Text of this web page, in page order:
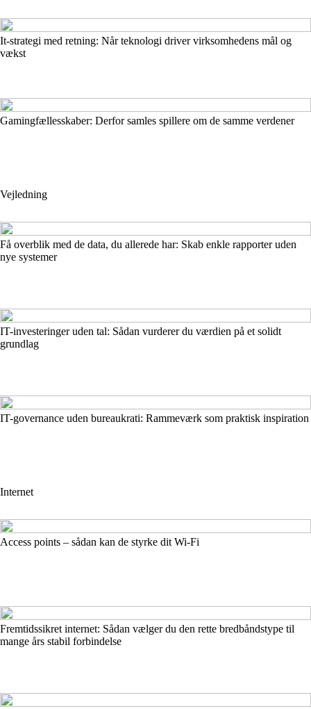
It-strategi med retning: Når teknologi driver virksomhedens mål og
vækst
Gamingfællesskaber: Derfor samles spillere om de samme verdener
Vejledning
Få overblik med de data, du allerede har: Skab enkle rapporter uden
nye systemer
IT-investeringer uden tal: Sådan vurderer du værdien på et solidt
grundlag
IT-governance uden bureaukrati: Rammeværk som praktisk inspiration
Internet
Access points – sådan kan de styrke dit Wi-Fi
Fremtidssikret internet: Sådan vælger du den rette bredbåndstype til
mange års stabil forbindelse